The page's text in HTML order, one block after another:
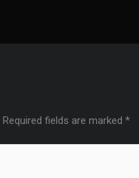
Required fields are marked*